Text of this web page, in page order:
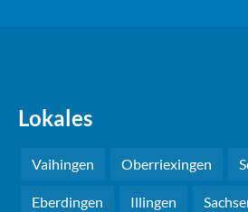
Lokales
Vaihingen Oberriexingen
Eberdingen Illingen